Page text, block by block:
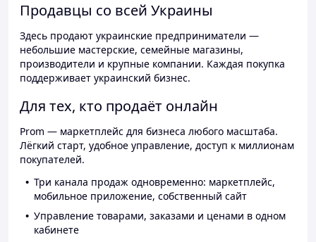
Продавцы со всей Украины
Здесь продают украинские предприниматели —
небольшие мастерские, семейные магазины,
производители и крупные компании. Каждая покупка
поддерживает украинский бизнес.
Для тех, кто продаёт онлайн
Prom — маркетплейс для бизнеса любого масштаба.
Лёгкий старт, удобное управление, доступ к миллионам
покупателей.
Три канала продаж одновременно: маркетплейс,
мобильное приложение, собственный сайт
Управление товарами, заказами и ценами в одном
кабинете